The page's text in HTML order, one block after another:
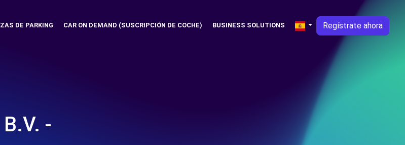
DE PARKING CAR ON DEMAND (SUSCRIPCIÓN DE COCHE) BUSINESS SOLUTIONS Regístrate ahora
-